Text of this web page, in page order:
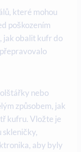
které mohou
poškozením
jak obalit kufr do
nebo
způsobem, jak
kufru. Vložte je
skleničky,
aby byly